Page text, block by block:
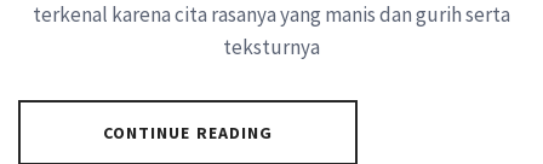
terkenal karena cita rasanya yang manis dan gurih serta
teksturnya
CONTINUE READING